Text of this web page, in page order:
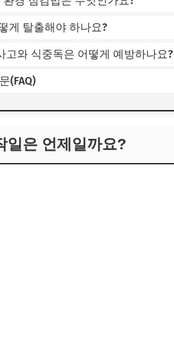
게 탈출해야 하나요?
고와 식중독은 어떻게 예방하나요?
(FAQ)
일은 언제일까요?